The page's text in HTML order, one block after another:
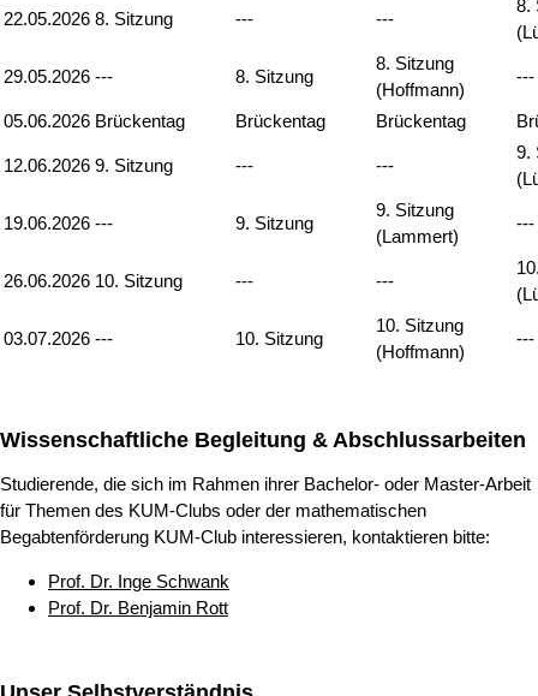
22.05.2026 8. Sitzung --- ---
8.
29.05.2026 --- 8. Sitzung
8. Sitzung
(Hoffmann)
---
05.06.2026 Brückentag Brückentag Brückentag
12.06.2026 9. Sitzung --- ---
9.
19.06.2026 --- 9. Sitzung
9. Sitzung
(Lammert)
---
26.06.2026 10. Sitzung --- ---
03.07.2026 --- 10. Sitzung
10. Sitzung
(Hoffmann)
---
Wissenschaftliche Begleitung & Abschlussarbeiten
Studierende, die sich im Rahmen ihrer Bachelor- oder Master-Arbeit
für Themen des KUM-Clubs oder der mathematischen
Begabtenförderung KUM-Club interessieren, kontaktieren bitte:
Prof. Dr. Inge Schwank
Prof. Dr. Benjamin Rott